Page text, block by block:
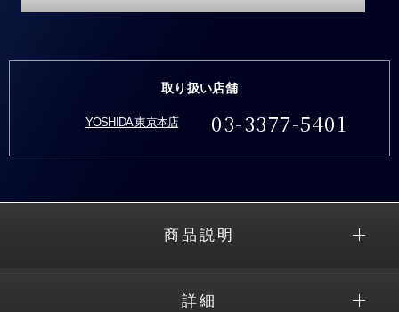
取り扱い店舗
YOSHIDA 東京本店 03-3377-5401
商品説明
詳細